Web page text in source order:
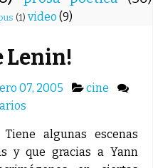
(1) video (9)
Lenin!
07, 2005
cine
Tiene algunas escenas
y que gracias a Yann